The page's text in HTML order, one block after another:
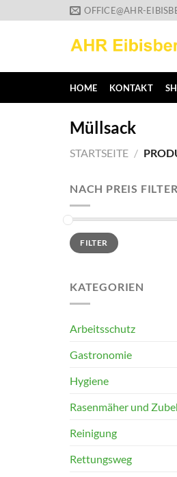
Inhalt
OFFICE@AHR-
HOME KONTAKT
Müllsack
STARTSEITE /
NACH PREIS
Min.
Preis
Max.
PreisFILTER
KATEGORIEN
Arbeitsschutz
Gastronomie
Hygiene
Rasenmäher und
Reinigung
Rettungsweg